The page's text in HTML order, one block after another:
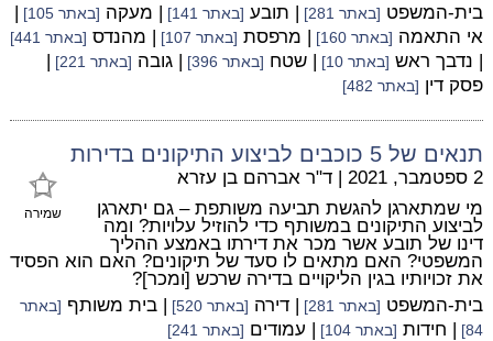
בית-המשפט [באתר 281] | תובע [באתר 141] | מעקה [באתר 105]
|
אי התאמה [באתר 160] | מרפסת [באתר 107] | מהנדס [באתר 441]
| נדבך ראש [באתר 10] | שטח [באתר 396] | גובה [באתר 221]
|
פסק דין [באתר 482]
תנאים של 5 כוכבים לביצוע התיקונים בדירות
שמירה
2 ספטמבר, 2021 | ד"ר אברהם בן עזרא
מי שמתארגן להגשת תביעה משותפת – גם יתארגן
לביצוע התיקונים במשותף כדי להוזיל עלויות? ומה
דינו של תובע אשר מכר את דירתו באמצע ההליך
המשפטי? האם מתאים לו סעד של תיקונים? האם הוא הפסיד
את זכויותיו בגין הליקויים בדירה שרכש [ומכר]?
בית-המשפט [באתר 281] | דירה [באתר 520] | בית משותף [באתר
84]
| חידות [באתר 104] | עמודים [באתר 241]